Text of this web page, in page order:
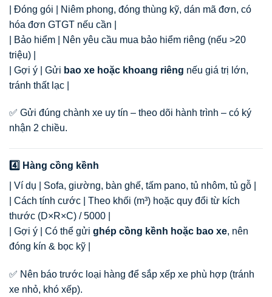
| Đóng gói | Niêm phong, đóng thùng kỹ, dán mã đơn, có
hóa đơn GTGT nếu cần |
| Bảo hiểm | Nên yêu cầu mua bảo hiểm riêng (nếu >20
triệu) |
| Gợi ý | Gửi bao xe hoặc khoang riêng nếu giá trị lớn,
tránh thất lạc |
✅ Gửi đúng chành xe uy tín – theo dõi hành trình – có ký
nhận 2 chiều.
4️⃣ Hàng cồng kềnh
| Ví dụ | Sofa, giường, bàn ghế, tấm pano, tủ nhôm, tủ gỗ |
| Cách tính cước | Theo khối (m³) hoặc quy đổi từ kích
thước (D×R×C) / 5000 |
| Gợi ý | Có thể gửi ghép cồng kềnh hoặc bao xe, nên
đóng kín & bọc kỹ |
✅ Nên báo trước loại hàng để sắp xếp xe phù hợp (tránh
xe nhỏ, khó xếp).